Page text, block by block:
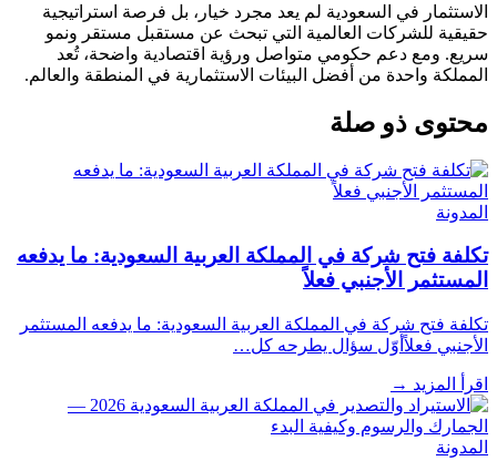
الاستثمار في السعودية لم يعد مجرد خيار، بل فرصة استراتيجية
حقيقية للشركات العالمية التي تبحث عن مستقبل مستقر ونمو
سريع. ومع دعم حكومي متواصل ورؤية اقتصادية واضحة، تُعد
المملكة واحدة من أفضل البيئات الاستثمارية في المنطقة والعالم.
محتوى ذو صلة
المدونة
تكلفة فتح شركة في المملكة العربية السعودية: ما يدفعه
المستثمر الأجنبي فعلاً
تكلفة فتح شركة في المملكة العربية السعودية: ما يدفعه المستثمر
الأجنبي فعلاًأوّل سؤال يطرحه كل…
اقرأ المزيد →
المدونة